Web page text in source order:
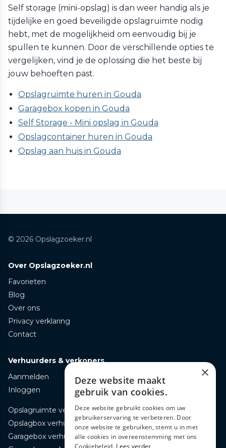
Self storage (mini-opslag) is dan weer handig als je
tijdelijke en goed beveiligde opslagruimte nodig
hebt, met de mogelijkheid om eenvoudig bij je
spullen te kunnen. Door de verschillende opties te
vergelijken, vind je de oplossing die het beste bij
jouw behoeften past.
Opslagruimte huren in Gouda
Garagebox kopen in Gouda
Self Storage - Mini opslag in Gouda
Opslagcontainer huren in Gouda
Opslag aan huis in Gouda
© 2026 Opslagzoeker.nl
Over Opslagzoeker.nl
Favorieten
Blog
Over ons
Privacy verklaring
Contact
Verhuurders & verkopers
Aanmelden
Inloggen
Opslagruimte verhuren
Opslagbox verhuren
Garagebox verhuren
×
Deze website maakt
gebruik van cookies.
Deze website gebruikt cookies om uw
gebruikerservaring te verbeteren. Door
onze website te gebruiken, stemt u in met
alle cookies in overeenstemming met ons
Cookiebeleid. Lees verder